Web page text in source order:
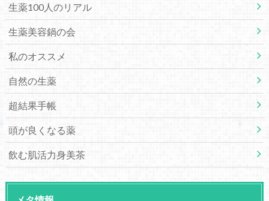
生薬100人のリアル
生薬美容鍋の会
私のオススメ
自然の生薬
超結果手帳
頭が良くなる薬
飲む肌活力身美茶